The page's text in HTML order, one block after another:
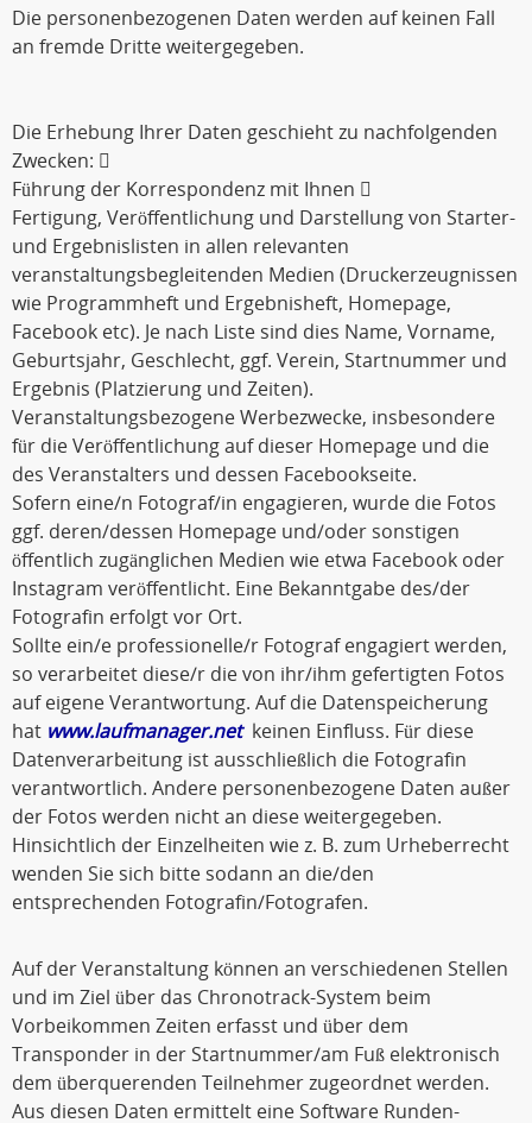
Die personenbezogenen Daten werden auf keinen Fall
an fremde Dritte weitergegeben.
Die Erhebung Ihrer Daten geschieht zu nachfolgenden
Zwecken: 
Führung der Korrespondenz mit Ihnen 
Fertigung, Veröffentlichung und Darstellung von Starter-
und Ergebnislisten in allen relevanten
veranstaltungsbegleitenden Medien (Druckerzeugnissen
wie Programmheft und Ergebnisheft, Homepage,
Facebook etc). Je nach Liste sind dies Name, Vorname,
Geburtsjahr, Geschlecht, ggf. Verein, Startnummer und
Ergebnis (Platzierung und Zeiten).
Veranstaltungsbezogene Werbezwecke, insbesondere
für die Veröffentlichung auf dieser Homepage und die
des Veranstalters und dessen Facebookseite.
Sofern eine/n Fotograf/in engagieren, wurde die Fotos
ggf. deren/dessen Homepage und/oder sonstigen
öffentlich zugänglichen Medien wie etwa Facebook oder
Instagram veröffentlicht. Eine Bekanntgabe des/der
Fotografin erfolgt vor Ort.
Sollte ein/e professionelle/r Fotograf engagiert werden,
so verarbeitet diese/r die von ihr/ihm gefertigten Fotos
auf eigene Verantwortung. Auf die Datenspeicherung
hat www.laufmanager.netkeinen Einfluss. Für diese
Datenverarbeitung ist ausschließlich die Fotografin
verantwortlich. Andere personenbezogene Daten außer
der Fotos werden nicht an diese weitergegeben.
Hinsichtlich der Einzelheiten wie z. B. zum Urheberrecht
wenden Sie sich bitte sodann an die/den
entsprechenden Fotografin/Fotografen.
Auf der Veranstaltung können an verschiedenen Stellen
und im Ziel über das Chronotrack-System beim
Vorbeikommen Zeiten erfasst und über dem
Transponder in der Startnummer/am Fuß elektronisch
dem überquerenden Teilnehmer zugeordnet werden.
Aus diesen Daten ermittelt eine Software Runden-